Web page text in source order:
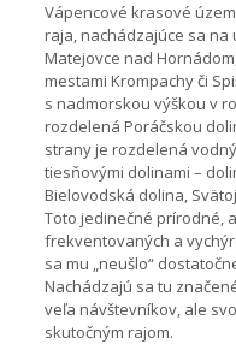
Vápencové krasové
raja, nachádzajúce sa na
Matejovce nad
mestami Krompachy či
s nadmorskou výškou v
rozdelená Poráčskou
strany je rozdelená
tiesňovými dolinami –
Bielovodská dolina,
Toto jedinečné prírodné,
frekventovaných a
sa mu „neušlo“
Nachádzajú sa tu
veľa návštevníkov, ale
skutočným rajom.